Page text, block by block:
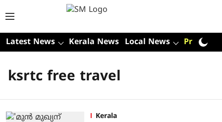
Latest News Kerala News Local News Premium
ksrtc free travel
Kerala